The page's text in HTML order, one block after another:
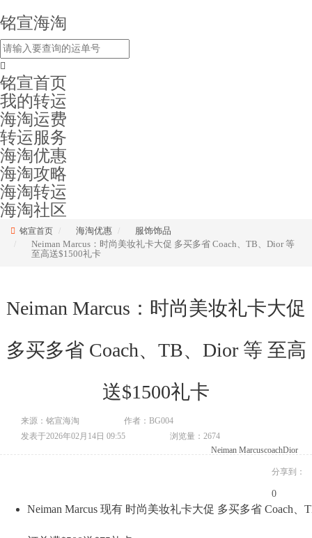
铭宣海淘
铭宣首页
我的转运
海淘运费
转运服务
海淘优惠
海淘攻略
海淘转运
海淘社区
铭宣首页 海淘优惠
服饰饰品
Neiman Marcus：时尚美妆礼卡大促 多买多省 Coach、TB、Dior 等
至高送$1500礼卡
Neiman Marcus：时尚美妆礼卡大促
多买多省 Coach、TB、Dior 等 至高
送$1500礼卡
来源：铭宣海淘
作者：BG004
发表于2026年02月14日 09:55
浏览量：2674
Neiman MarcuscoachDior
分享到：
0
Neiman Marcus 现有 时尚美妆礼卡大促 多买多省 Coach